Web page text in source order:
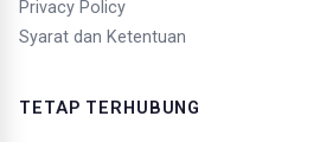
Privacy Policy
Syarat dan Ketentuan
TETAP TERHUBUNG